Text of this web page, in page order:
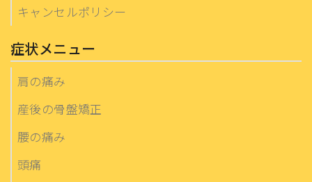
キャンセルポリシー
症状メニュー
肩の痛み
産後の骨盤矯正
腰の痛み
頭痛